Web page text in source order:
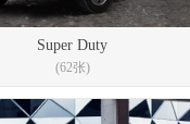
Super Duty
(62张)